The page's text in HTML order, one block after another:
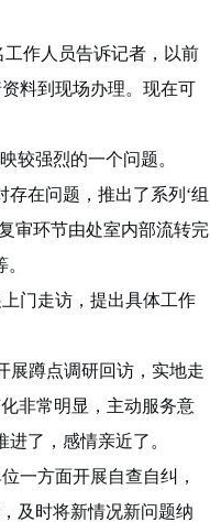
作人员告诉记者，以前
料到现场办理。现在可
强烈的一个问题。
在问题，推出了系列‘组
审环节由处室内部流转完
门走访，提出具体工作
蹲点调研回访，实地走
非常明显，主动服务意
了，感情亲近了。
一方面开展自查自纠，
及时将新情况新问题纳